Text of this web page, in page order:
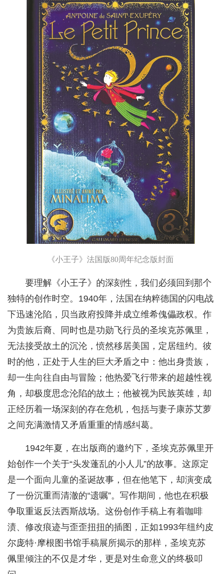
《小王子》法国版80周年纪念版封面
要理解《小王子》的深刻性，我们必须回到那个
独特的创作时空。1940年，法国在纳粹德国的闪电战
下迅速沦陷，贝当政府投降并成立维希傀儡政权。作
为贵族后裔、同时也是功勋飞行员的圣埃克苏佩里，
无法接受故土的沉沦，愤然移居美国，定居纽约。彼
时的他，正处于人生的巨大矛盾之中：他出身贵族，
却一生向往自由与冒险；他热爱飞行带来的超越性视
角，却极度思念沦陷的故土；他被视为民族英雄，却
正经历着一场深刻的存在危机，包括与妻子康苏艾萝
之间充满激情又矛盾重重的情感纠葛。
1942年夏，在出版商的邀约下，圣埃克苏佩里开
始创作一个关于“头发蓬乱的小人儿”的故事。这原定
是一个面向儿童的圣诞故事，但在他笔下，却演变成
了一份沉重而清澈的“遗嘱”。写作期间，他也在积极
争取重返反法西斯战场。这份创作手稿上有着咖啡
渍、修改痕迹与歪歪扭扭的插图，正如1993年纽约皮
尔庞特·摩根图书馆手稿展所揭示的那样，圣埃克苏
佩里倾注的不仅是才华，更是对生命意义的终极叩